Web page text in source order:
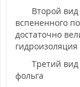
Второй вид -
вспененного
достаточно
Третий вид -
фольга